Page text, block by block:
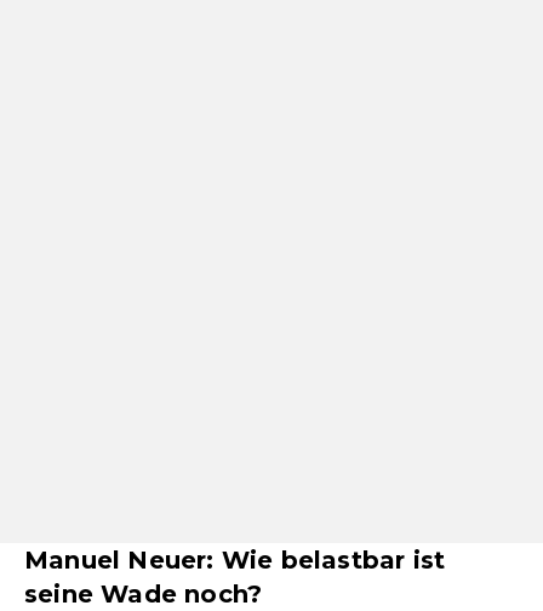
Manuel Neuer: Wie belastbar ist
seine Wade noch?